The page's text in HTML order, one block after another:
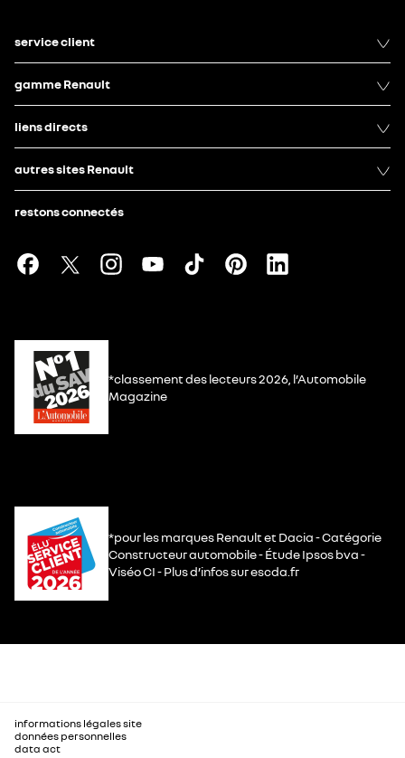
service client
gamme Renault
liens directs
autres sites Renault
restons connectés
*classement des lecteurs 2026, l’Automobile
Magazine
*pour les marques Renault et Dacia - Catégorie
Constructeur automobile - Étude Ipsos bva -
Viséo CI - Plus d’infos sur escda.fr
informations légales site
données personnelles
data act